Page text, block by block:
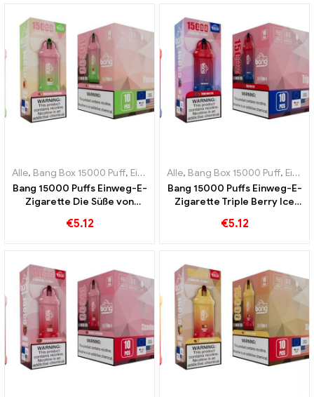
Alle, Bang Box 15000 Puff, Einweg-E-Zigaretten Schweden ,
Bang 15000 Puffs Einweg-E-
Zigarette Die Süße von
Kaugummi ist ein Fest für
€5.12
Alle, Bang Box 15000 Puff, Einweg-E-Zigaretten Schweden
Bang 15000 Puffs Einweg-E-
Zigarette Triple Berry Ice
einem kühlenden
€5.12